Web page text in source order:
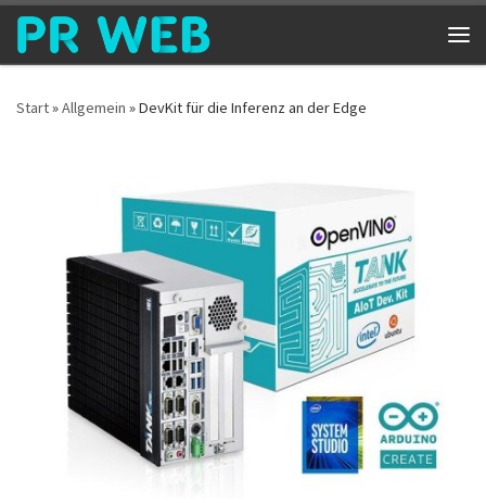
Zum Inhalt springen
Start»Allgemein »DevKit für die Inferenz an der Edge